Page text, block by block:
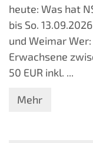
heute: Was hat
bis So.
und Weimar
Erwachsene
50 EUR inkl. ...
Mehr